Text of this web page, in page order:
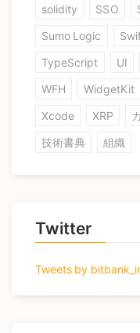
solidity
SSO
Sumo Logic
TypeScript
UI
WFH
WidgetKit
Xcode
XRP
技術書典
組織
Twitter
Tweets by